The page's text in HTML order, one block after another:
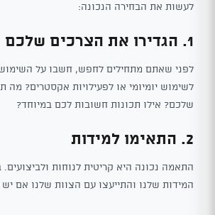
לעשות את הבחירה הנכונה:
1. הגדירו את הצרכים שלכם
לפני שאתם מתחילים לחפש, חשבו על
לשימוש יומיומי או לפעילויות אקסטרים?
שלכם? אילו תכונות חשובות לכם במיוחד?
2. התאימו למידות
התאמה נכונה היא קריטית לנוחות
המידות שלנו והתייעצו עם הצוות שלנו אם